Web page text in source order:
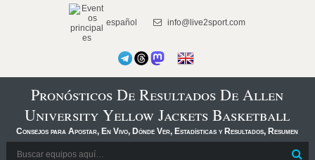
español info@live2sport.com
Pronósticos De Resultados De Allen
University Yellow Jackets Basketball
Consejos para Apostar, En Vivo, Dónde Ver, Estadísticas y Resultados, Resumen